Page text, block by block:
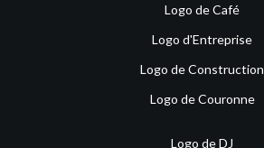
Logo de Café
Logo d'Entreprise
Logo de Construction
Logo de Couronne
Logo de DJ